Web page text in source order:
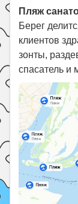
Пляж
Берег
клиентов
зонты,
спасатель и